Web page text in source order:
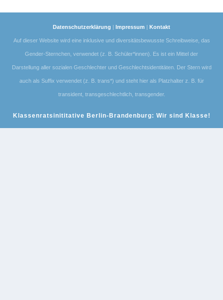
Datenschutzerklärung Impressum Kontakt
Auf dieser Website wird eine inklusive und diversitätsbewusste Schreibweise, das
Gender-Sternchen, verwendet (z. B. Schüler*innen). Es ist ein Mittel der
Darstellung aller sozialen Geschlechter und Geschlechtsidentitäten. Der Stern wird
auch als Suffix verwendet (z. B. trans*) und steht hier als Platzhalter z. B. für
transident, transgeschlechtlich, transgender.
Klassenratsinititative Berlin-Brandenburg: Wir sind Klasse!